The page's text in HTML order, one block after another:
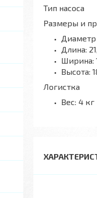
Тип насоса
Размеры и
Диаметр
Длина:
Ширина:
Высота:
Логистка
Вес: 4 кг